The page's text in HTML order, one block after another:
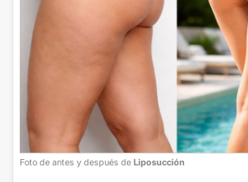
Foto de antes y después de Liposucción